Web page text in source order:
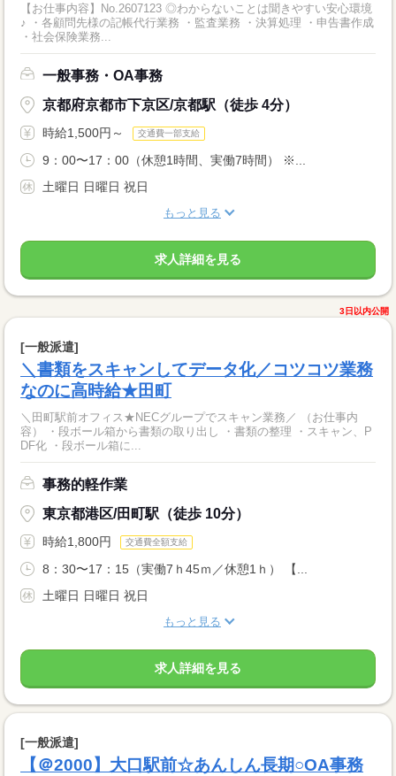
【お仕事内容】No.2607123 ◎わからないことは聞きやすい安心環境
♪ ・各顧問先様の記帳代行業務 ・監査業務 ・決算処理 ・申告書作成
・社会保険業務...
一般事務・OA事務
京都府京都市下京区/京都駅（徒歩 4分）
時給1,500円～ 交通費一部支給
9：00〜17：00（休憩1時間、実働7時間） ※...
土曜日 日曜日 祝日
もっと見る
求人詳細を見る
3日以内公開
[一般派遣]
＼書類をスキャンしてデータ化／コツコツ業務
なのに高時給★田町
＼田町駅前オフィス★NECグループでスキャン業務／ （お仕事内
容） ・段ボール箱から書類の取り出し ・書類の整理 ・スキャン、P
DF化 ・段ボール箱に...
事務的軽作業
東京都港区/田町駅（徒歩 10分）
時給1,800円 交通費全額支給
8：30〜17：15（実働7ｈ45ｍ／休憩1ｈ） 【...
土曜日 日曜日 祝日
もっと見る
求人詳細を見る
[一般派遣]
【＠2000】大口駅前☆あんしん長期○OA事務